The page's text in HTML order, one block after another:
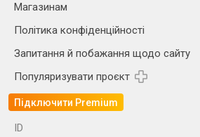
Магазинам
Політика конфіденційності
Запитання й побажання щодо сайту
Популяризувати проєкт
Підключити Premium
ID